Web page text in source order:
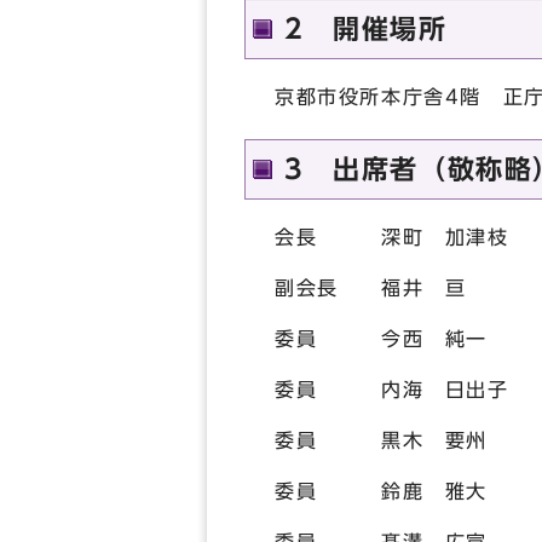
2 開催場所
京都市役所本庁舎4階 正
3 出席者（敬称略
会長 深町 加津枝
副会長 福井 亘
委員 今西 純一
委員 内海 日出子
委員 黒木 要州
委員 鈴鹿 雅大